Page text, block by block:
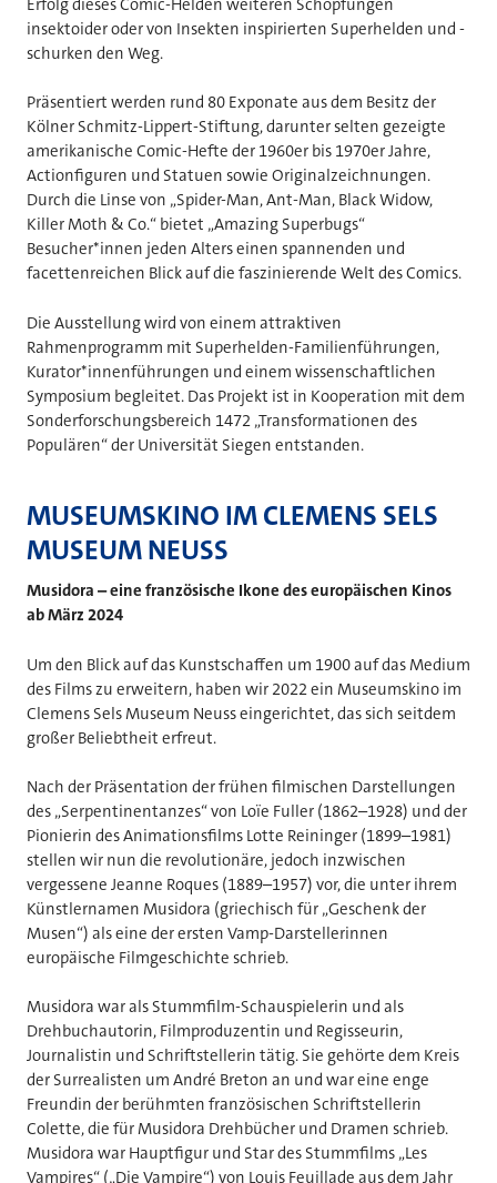
insektoider oder von Insekten inspirierten Superhelden und -
schurken den Weg.
Präsentiert werden rund 80 Exponate aus dem Besitz der
Kölner Schmitz-Lippert-Stiftung, darunter selten gezeigte
amerikanische Comic-Hefte der 1960er bis 1970er Jahre,
Actionfiguren und Statuen sowie Originalzeichnungen.
Durch die Linse von „Spider-Man, Ant-Man, Black Widow,
Killer Moth & Co.“ bietet „Amazing Superbugs“
Besucher*innen jeden Alters einen spannenden und
facettenreichen Blick auf die faszinierende Welt des Comics.
Die Ausstellung wird von einem attraktiven
Rahmenprogramm mit Superhelden-Familienführungen,
Kurator*innenführungen und einem wissenschaftlichen
Symposium begleitet. Das Projekt ist in Kooperation mit dem
Sonderforschungsbereich 1472 „Transformationen des
Populären“ der Universität Siegen entstanden.
MUSEUMSKINO IM CLEMENS SELS
MUSEUM NEUSS
Musidora – eine französische Ikone des europäischen Kinos
ab März 2024
Um den Blick auf das Kunstschaffen um 1900 auf das Medium
des Films zu erweitern, haben wir 2022 ein Museumskino im
Clemens Sels Museum Neuss eingerichtet, das sich seitdem
großer Beliebtheit erfreut.
Nach der Präsentation der frühen filmischen Darstellungen
des „Serpentinentanzes“ von Loïe Fuller (1862–1928) und der
Pionierin des Animationsfilms Lotte Reininger (1899–1981)
stellen wir nun die revolutionäre, jedoch inzwischen
vergessene Jeanne Roques (1889–1957) vor, die unter ihrem
Künstlernamen Musidora (griechisch für „Geschenk der
Musen“) als eine der ersten Vamp-Darstellerinnen
europäische Filmgeschichte schrieb.
Musidora war als Stummfilm-Schauspielerin und als
Drehbuchautorin, Filmproduzentin und Regisseurin,
Journalistin und Schriftstellerin tätig. Sie gehörte dem Kreis
der Surrealisten um André Breton an und war eine enge
Freundin der berühmten französischen Schriftstellerin
Colette, die für Musidora Drehbücher und Dramen schrieb.
Musidora war Hauptfigur und Star des Stummfilms „Les
Vampires“ („Die Vampire“) von Louis Feuillade aus dem Jahr